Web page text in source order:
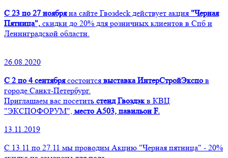
С 23 по 27 ноябряна сайте Гвозdeck действует акция "Черная
Пятница", скидки до 20% для розничных клиентов в Спб и
Ленинградской области.
26.08.2020
С 2 по 4 сентябрясостоится выставка ИнтерСтройЭкспо в
городе Санкт-Петербург.
Приглашаем вас посетить стенд Гвоздэкв КВЦ
"ЭКСПОФОРУМ", место А503, павильон F.
13.11.2019
С 13.11 по 27.11 мы проводим Акцию "Черная пятница" - 20%